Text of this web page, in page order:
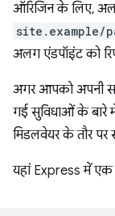
ऑरिजिन के लिए,
site.example/
अलग एंडपॉइंट को
अगर आपको अपनी
गई सुविधाओं के बारे में
मिडलवेयर के तौर पर
यहां Express में एक